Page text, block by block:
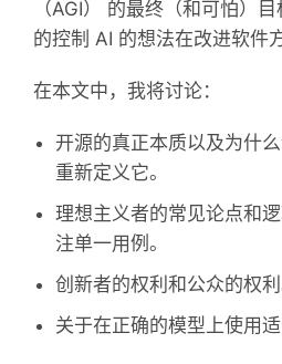
（AGI） 的最终（和可怕）
的控制 AI 的想法在改进软件
在本文中，我将讨论：
开源的真正本质以及为什
重新定义它。
理想主义者的常见论点和
注单一用例。
创新者的权利和公众的权利
关于在正确的模型上使用适